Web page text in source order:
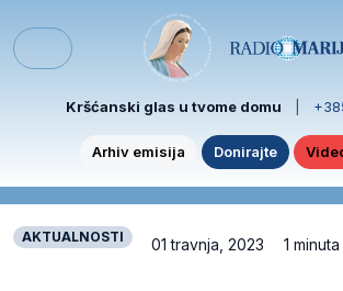
Menu
Kršćanski glas u tvome domu
Arhiv emisija Donirajte
AKTUALNOSTI 01 travnja, 2023 1